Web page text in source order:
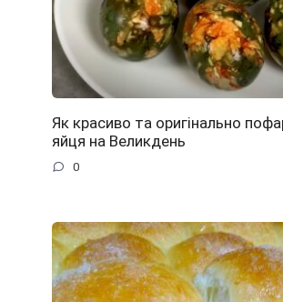
Як красиво та оригінально
яйця на Великдень
0